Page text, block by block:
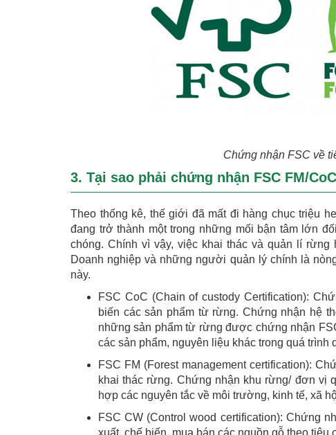
Chứng nhận FSC về
3. Tại sao phải chứng nhận FSC FM/
Theo thống kê, thế giới đã mất đi hàng chục triệu
đang trở thành một trong những mối bận tâm lớn
chóng. Chính vì vậy, việc khai thác và quản lí
Doanh nghiệp và những người quản lý chính là
này.
FSC CoC (Chain of custody Certification):
biến các sản phẩm từ rừng. Chứng nhận hệ
những sản phẩm từ rừng được chứng nhận
các sản phẩm, nguyên liệu khác trong quá trình
FSC FM (Forest management certification):
khai thác rừng. Chứng nhận khu rừng/ đơn vị
hợp các nguyên tắc về môi trường, kinh tế, xã
FSC CW (Control wood certification): Chứng